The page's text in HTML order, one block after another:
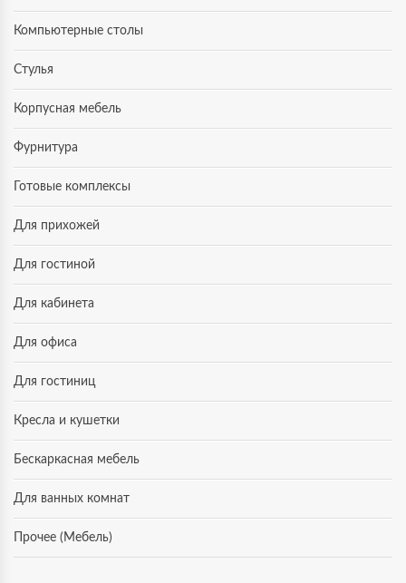
Компьютерные столы
Стулья
Корпусная мебель
Фурнитура
Готовые комплексы
Для прихожей
Для гостиной
Для кабинета
Для офиса
Для гостиниц
Кресла и кушетки
Бескаркасная мебель
Для ванных комнат
Прочее (Мебель)